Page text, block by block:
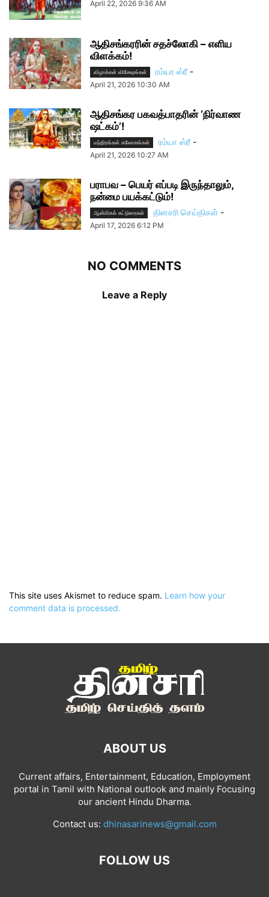
April 22, 2026 9:36 AM
ஆதிசங்கரரின் சதச்லோகி – எளிய
விளக்கம்!
விழாக்கள் விசேஷங்கள் ரம்யா ஸ்ரீ -
April 21, 2026 10:30 AM
ஆதிசங்கர பகவத்பாதரின் ‘நிர்வாண
ஷட்கம்’!
மந்திரங்கள் சுலோகங்கள் ரம்யா ஸ்ரீ -
April 21, 2026 10:27 AM
பராபவ – பெயர் எப்படி இருந்தாலும்,
நன்மை பயக்கட்டும்!
ஆன்மிகக் கட்டுரைகள் தினசரி செய்திகள் -
April 17, 2026 6:12 PM
NO COMMENTS
Leave a Reply
This site uses Akismet to reduce spam. Learn how your
comment data is processed.
ABOUT US
Current affairs, Entertainment, Education, Employment
portal in Tamil with National outlook and mainly Focusing
our ancient Hindu Dharma.
Contact us: dhinasarinews@gmail.com
FOLLOW US